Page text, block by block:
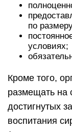
по
условиях;
Кроме того,
размещать на
достигнутых
воспитания